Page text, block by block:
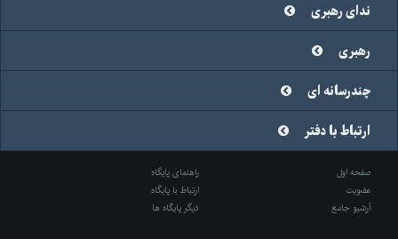
ندای رهبری
رهبری
چندرسانه ای
ارتباط با دفتر
صفحه اول
راهنمای پایگاه
عضویت
ارتباط با پایگاه
آرشیو جامع
دیگر پایگاه ها